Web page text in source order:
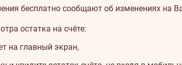
бесплатно сообщают об изменениях на
остатка на счёте:
на главный экран,